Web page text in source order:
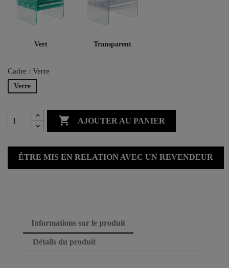
Vert Transparent
Cadre : Verre
Verre
 AJOUTER AU PANIER
ÊTRE MIS EN RELATION AVEC UN REVENDEUR
Informations sur le produit
Détails du produit